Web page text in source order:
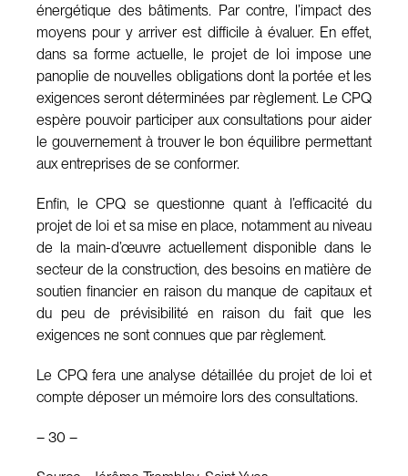
énergétique des bâtiments. Par contre, l’impact des
moyens pour y arriver est difficile à évaluer. En effet,
dans sa forme actuelle, le projet de loi impose une
panoplie de nouvelles obligations dont la portée et les
exigences seront déterminées par règlement. Le CPQ
espère pouvoir participer aux consultations pour aider
le gouvernement à trouver le bon équilibre permettant
aux entreprises de se conformer.
Enfin, le CPQ se questionne quant à l’efficacité du
projet de loi et sa mise en place, notamment au niveau
de la main-d’œuvre actuellement disponible dans le
secteur de la construction, des besoins en matière de
soutien financier en raison du manque de capitaux et
du peu de prévisibilité en raison du fait que les
exigences ne sont connues que par règlement.
Le CPQ fera une analyse détaillée du projet de loi et
compte déposer un mémoire lors des consultations.
– 30 –